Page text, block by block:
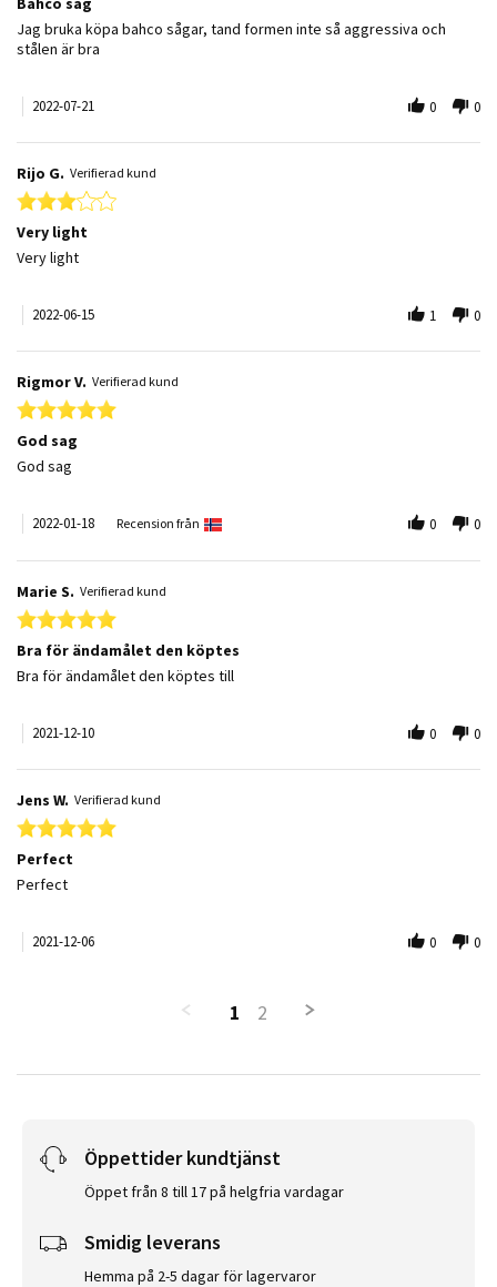
Review by Christopher H. on 21 Jul 2022
review stating Bahco såg
Jag bruka köpa bahco sågar, tand formen inte så aggressiva och
stålen är bra
2022-07-21 0 0
Rijo G. Verifierad kund
3.0 star rating
Very light
Review by Rijo G. on 15 Jun 2022
review stating Very light
Very light
2022-06-15 1 0
Rigmor V. Verifierad kund
5.0 star rating
God sag
Review by Rigmor V. on 18 Jan 2022
review stating God sag
God sag
2022-01-18 Recension från 0 0
Marie S. Verifierad kund
5.0 star rating
Bra för ändamålet den köptes
Review by Marie S. on 10 Dec 2021
review stating Bra för ändamålet den köptes
Bra för ändamålet den köptes till
2021-12-10 0 0
Jens W. Verifierad kund
5.0 star rating
Perfect
Review by Jens W. on 6 Dec 2021
review stating Perfect
Perfect
2021-12-06 0 0
1 2
Öppettider kundtjänst
Öppet från 8 till 17 på helgfria vardagar
Smidig leverans
Hemma på 2-5 dagar för lagervaror